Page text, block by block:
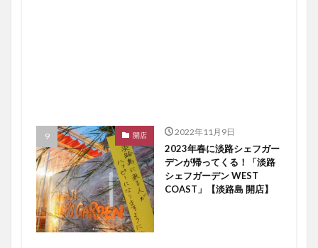
開店 2022年11月9日
2023年春に淡路シェフガー
デンが帰ってくる！「淡路
シェフガーデン WEST
COAST」【淡路島 開店】